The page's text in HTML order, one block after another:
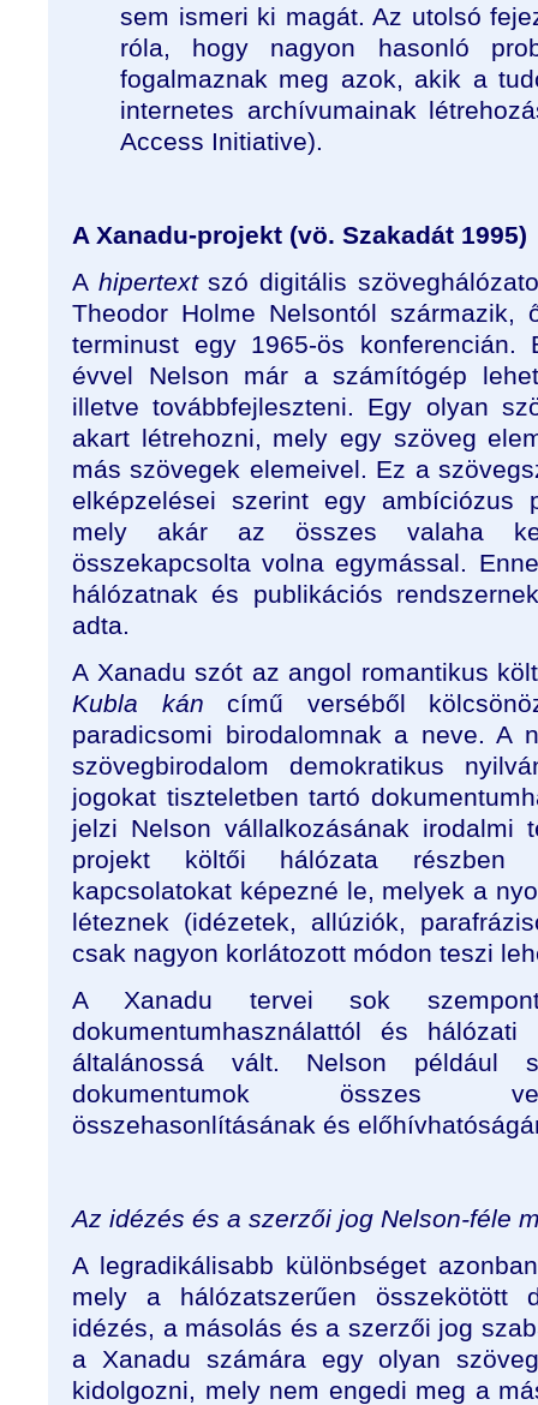
sem ismeri ki magát. Az utolsó
róla, hogy nagyon hasonló
fogalmaznak meg azok, akik a
internetes archívumainak
Access Initiative).
A Xanadu-projekt (vö. Szakadát 1995)
A hipertextszó digitális
Theodor Holme Nelsontól
terminust egy 1965-ös konferencián.
évvel Nelson már a számítógép
illetve továbbfejleszteni. Egy olyan
akart létrehozni, mely egy szöveg
más szövegek elemeivel. Ez a
elképzelései szerint egy ambíciózus
mely akár az összes valaha
összekapcsolta volna egymással.
hálózatnak és publikációs
adta.
A Xanadu szót az angol romantikus
Kubla kán című verséből
paradicsomi birodalomnak a neve. A
szövegbirodalom demokratikus
jogokat tiszteletben tartó
jelzi Nelson vállalkozásának irodalmi
projekt költői hálózata részben
kapcsolatokat képezné le, melyek a
léteznek (idézetek, allúziók,
csak nagyon korlátozott módon teszi
A Xanadu tervei sok
dokumentumhasználattól és
általánossá vált. Nelson például
dokumentumok összes
összehasonlításának és
Az idézés és a szerzői jog Nelson-féle
A legradikálisabb különbséget
mely a hálózatszerűen összekötött
idézés, a másolás és a szerzői jog
a Xanadu számára egy olyan
kidolgozni, mely nem engedi meg a